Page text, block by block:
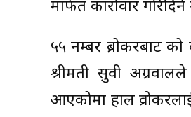
मार्फत कारोवार
५५ नम्बर ब्रोकरबाट
श्रीमती सुवी
आएकोमा हाल